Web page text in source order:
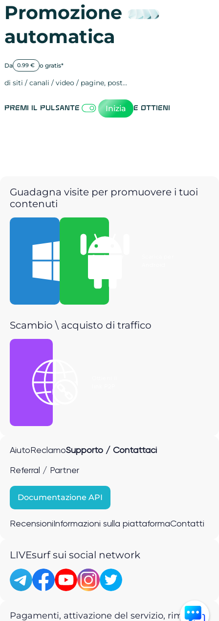
Promozione
automatica
Da 0.99 € o gratis*
di siti / canali / video / pagine, post…
Premi il pulsante Inizia e ottieni
Guadagna visite per promuovere i tuoi
contenuti
Scarica per
Scambio \ acquisto di traffico
Aiuto ReclamoSupporto / Contattaci
Referral / Partner
Documentazione API
Recensioni Informazioni sulla piattaformaContatti
LIVEsurf sui social network
Pagamenti, attivazione del servizio, rimborsi